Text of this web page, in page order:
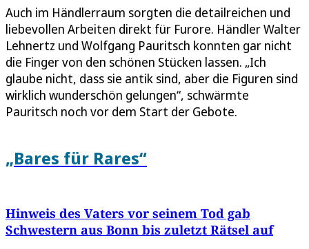
Auch im Händlerraum sorgten die detailreichen und
liebevollen Arbeiten direkt für Furore. Händler Walter
Lehnertz und Wolfgang Pauritsch konnten gar nicht
die Finger von den schönen Stücken lassen. „Ich
glaube nicht, dass sie antik sind, aber die Figuren sind
wirklich wunderschön gelungen“, schwärmte
Pauritsch noch vor dem Start der Gebote.
„Bares für Rares“
Hinweis des Vaters vor seinem Tod gab
Schwestern aus Bonn bis zuletzt Rätsel auf